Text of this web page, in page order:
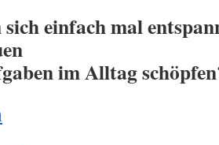
sich einfach mal
im Alltag